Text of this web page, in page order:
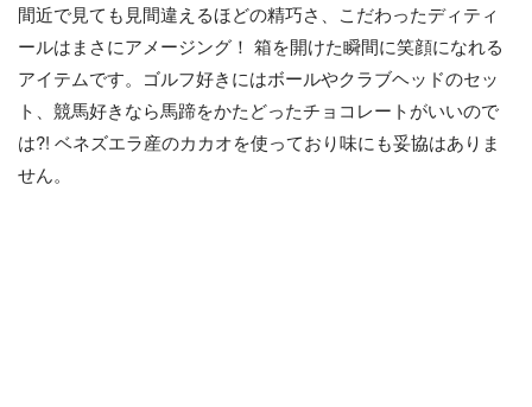
間近で見ても見間違えるほどの精巧さ、こだわったディティ
ールはまさにアメージング！ 箱を開けた瞬間に笑顔になれる
アイテムです。ゴルフ好きにはボールやクラブヘッドのセッ
ト、競馬好きなら馬蹄をかたどったチョコレートがいいので
は?! ベネズエラ産のカカオを使っており味にも妥協はありま
せん。